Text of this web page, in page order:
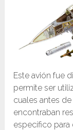
Este avión fue
permite ser
cuales antes
encontraban
específico para